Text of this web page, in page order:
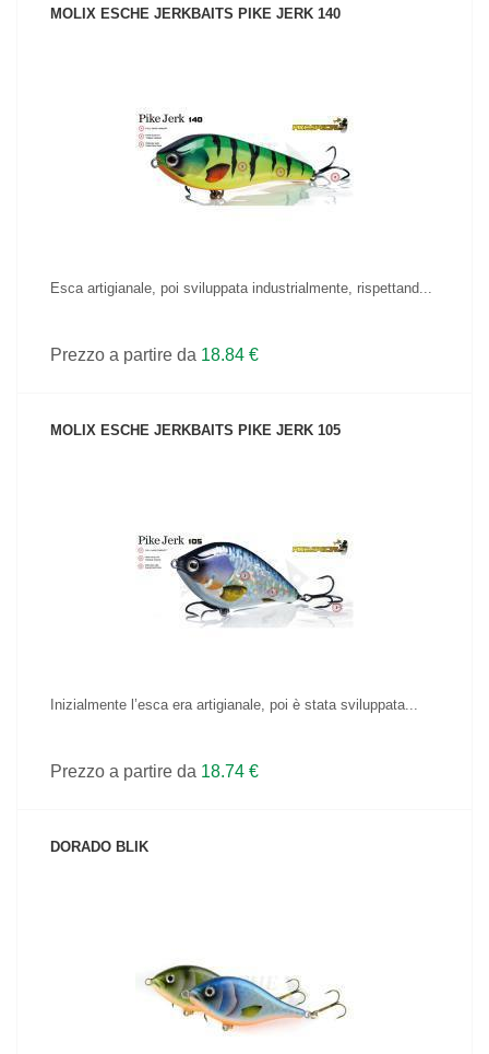
MOLIX ESCHE JERKBAITS PIKE JERK 140
VEDI IL PRODOTTO
Esca artigianale, poi sviluppata industrialmente, rispettand...
Prezzo a partire da 18.84 €
MOLIX ESCHE JERKBAITS PIKE JERK 105
VEDI IL PRODOTTO
Inizialmente l’esca era artigianale, poi è stata sviluppata...
Prezzo a partire da 18.74 €
DORADO BLIK